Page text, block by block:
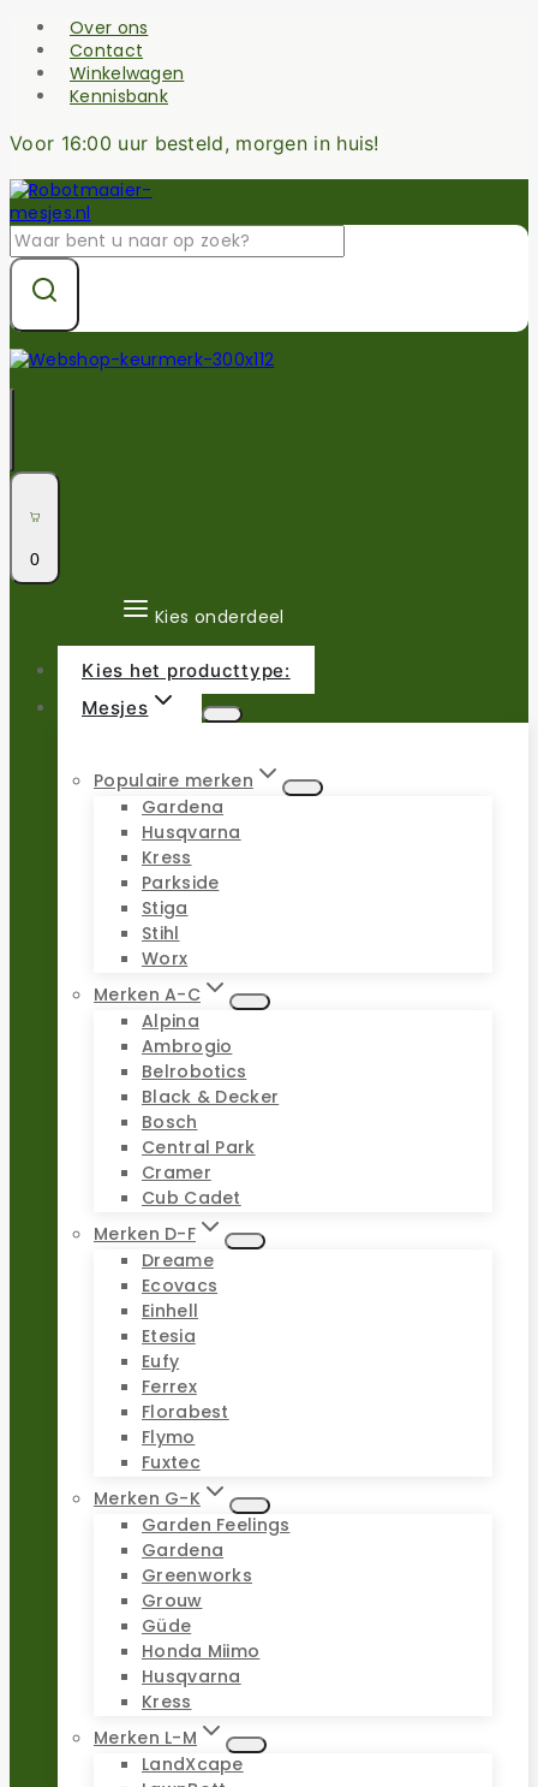
Skip
content
Over ons
Contact
Winkelwagen
Kennisbank
Voor 16:00 uur besteld, morgen in huis!
Zoek
naar:
0
Kies onderdeel
Kies het producttype:
Mesjes
Populaire merken
Gardena
Husqvarna
Kress
Parkside
Stiga
Stihl
Worx
Merken A-C
Alpina
Ambrogio
Belrobotics
Black & Decker
Bosch
Central Park
Cramer
Cub Cadet
Merken D-F
Dreame
Ecovacs
Einhell
Etesia
Eufy
Ferrex
Florabest
Flymo
Fuxtec
Merken G-K
Garden Feelings
Gardena
Greenworks
Grouw
Güde
Honda Miimo
Husqvarna
Kress
Merken L-M
LandXcape